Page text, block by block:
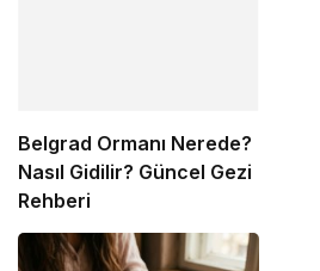
Belgrad Ormanı Nerede?
Nasıl Gidilir? Güncel Gezi
Rehberi